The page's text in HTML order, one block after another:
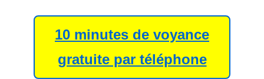
10 minutes de voyance
gratuite par téléphone